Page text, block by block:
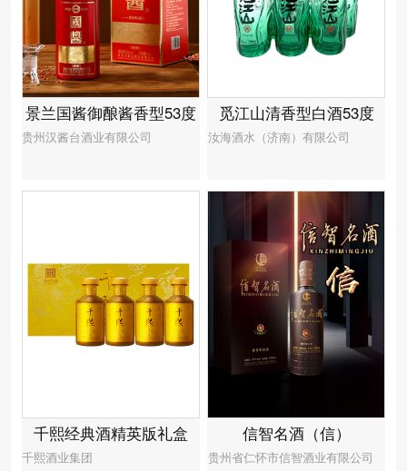
景兰国酱御酿酱香型53度
贵州汉酱台酒业有限公司
觅江山清香型白酒53度
汝海酒水（济南）有限公司
千熙经典酒精英版礼盒
千熙酒业集团
信智名酒（信）
贵州省仁怀市信智酒业有限公司